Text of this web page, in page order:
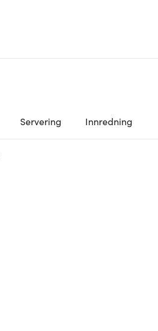
Servering Innredning